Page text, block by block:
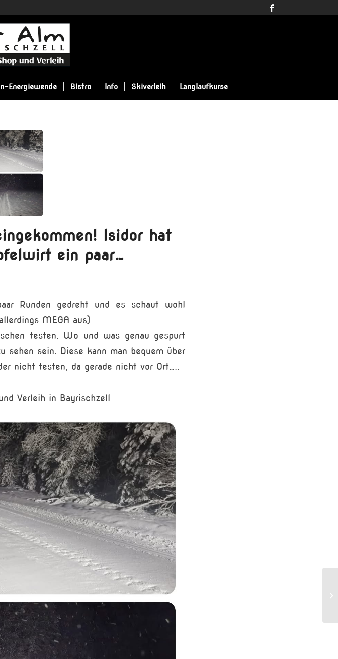
Energiewende Bistro Info Skiverleih Langlaufkurse
Isidor hat
ein paar…
Runden gedreht und es schaut wohl
MEGA aus)
testen. Wo und was genau gespurt
sein. Diese kann man bequem über
nicht testen, da gerade nicht vor Ort…..
Verleih in Bayrischzell